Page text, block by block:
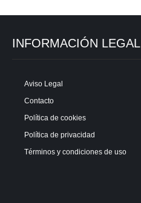
INFORMACIÓN LEGAL
Aviso Legal
Contacto
Política de cookies
Política de privacidad
Términos y condiciones de uso